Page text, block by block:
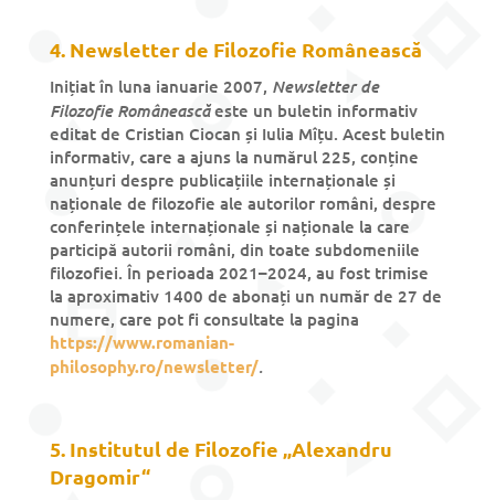
4. Newsletter de Filozofie Românească
Inițiat în luna ianuarie 2007, Newsletter de
Filozofie Româneascăeste un buletin informativ
editat de Cristian Ciocan și Iulia Mîțu. Acest buletin
informativ, care a ajuns la numărul 225, conține
anunțuri despre publicațiile internaționale și
naționale de filozofie ale autorilor români, despre
conferințele internaționale și naționale la care
participă autorii români, din toate subdomeniile
filozofiei. În perioada 2021–2024, au fost trimise
la aproximativ 1400 de abonați un număr de 27 de
numere, care pot fi consultate la pagina
https://www.romanian-
philosophy.ro/newsletter/.
5. Institutul de Filozofie „Alexandru
Dragomir“